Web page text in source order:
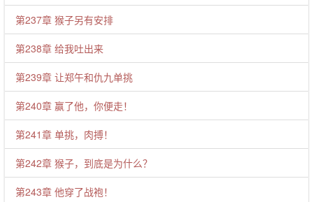
第237章 猴子另有安排
第238章 给我吐出来
第239章 让郑午和仇九单挑
第240章 赢了他，你便走！
第241章 单挑，肉搏！
第242章 猴子，到底是为什么？
第243章 他穿了战袍！